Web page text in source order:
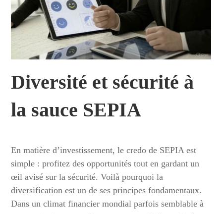
Diversité et sécurité à
la sauce SEPIA
En matière d’investissement, le credo de SEPIA est
simple : profitez des opportunités tout en gardant un
œil avisé sur la sécurité. Voilà pourquoi la
diversification est un de ses principes fondamentaux.
Dans un climat financier mondial parfois semblable à